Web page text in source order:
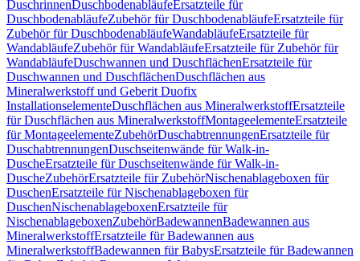
DuschrinnenDuschbodenabläufeErsatzteile für
DuschbodenabläufeZubehör für DuschbodenabläufeErsatzteile für
Zubehör für DuschbodenabläufeWandabläufeErsatzteile für
WandabläufeZubehör für WandabläufeErsatzteile für Zubehör für
WandabläufeDuschwannen und DuschflächenErsatzteile für
Duschwannen und DuschflächenDuschflächen aus
Mineralwerkstoff und Geberit Duofix
InstallationselementeDuschflächen aus MineralwerkstoffErsatzteile
für Duschflächen aus MineralwerkstoffMontageelementeErsatzteile
für MontageelementeZubehörDuschabtrennungenErsatzteile für
DuschabtrennungenDuschseitenwände für Walk-in-
DuscheErsatzteile für Duschseitenwände für Walk-in-
DuscheZubehörErsatzteile für ZubehörNischenablageboxen für
DuschenErsatzteile für Nischenablageboxen für
DuschenNischenablageboxenErsatzteile für
NischenablageboxenZubehörBadewannenBadewannen aus
MineralwerkstoffErsatzteile für Badewannen aus
MineralwerkstoffBadewannen für BabysErsatzteile für Badewannen